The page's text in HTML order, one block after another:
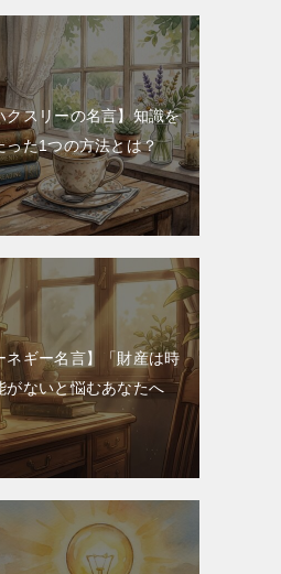
クスリーの名言】知識を
った1つの方法とは？
ネギー名言】「財産は時
がないと悩むあなたへ